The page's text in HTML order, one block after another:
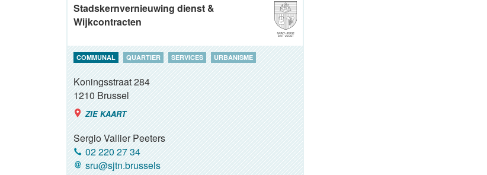
Stadskernvernieuwing dienst &
Wijkcontracten
COMMUNAL QUARTIER SERVICES URBANISME
Koningsstraat 284
1210Brussel
ZIE KAART
Sergio Vallier Peeters
02 220 27 34
sru@sjtn.brussels